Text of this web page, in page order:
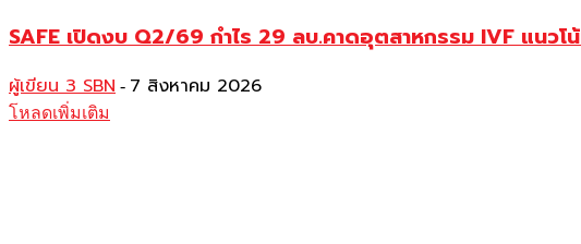
SAFE เปิดงบ Q2/69 กำไร 29 ลบ.คาดอุตสาหกรรม IVF แนวโ
ผู้เขียน 3 SBN - 7 สิงหาคม 2026
โหลดเพิ่มเติม